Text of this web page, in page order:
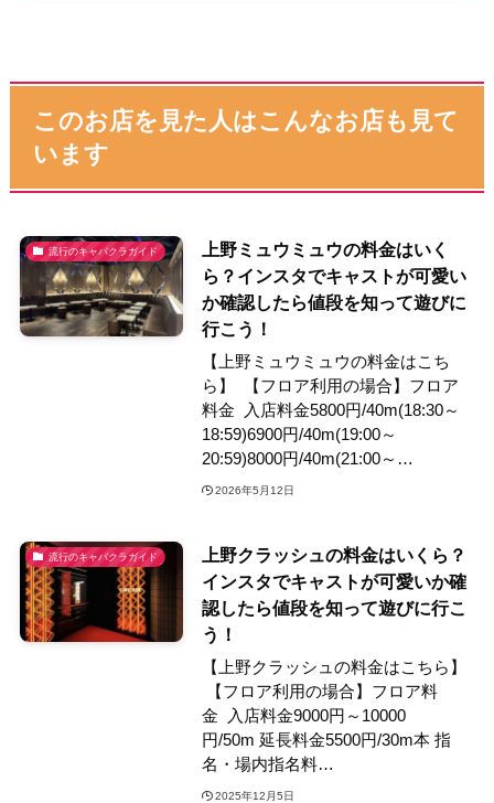
このお店を見た人はこんなお店も見て
います
流行のキャバクラガイド
上野ミュウミュウの料金はいく
ら？インスタでキャストが可愛い
か確認したら値段を知って遊びに
行こう！
【上野ミュウミュウの料金はこち
ら】 【フロア利用の場合】フロア
料金 入店料金5800円/40m(18:30～
18:59)6900円/40m(19:00～
20:59)8000円/40m(21:00～…
2026年5月12日
流行のキャバクラガイド
上野クラッシュの料金はいくら？
インスタでキャストが可愛いか確
認したら値段を知って遊びに行こ
う！
【上野クラッシュの料金はこちら】
【フロア利用の場合】フロア料
金 入店料金9000円～10000
円/50m 延長料金5500円/30m本 指
名・場内指名料…
2025年12月5日